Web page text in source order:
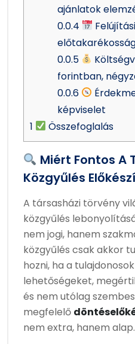
ajánlatok
0.0.4
0.0.5
forintban,
0.0.6
képviselet
1
Összefoglalás
Miért Fontos A
Közgyűlés
A társasházi törvény
közgyűlés
nem jogi, hanem
közgyűlés csak akkor
hozni, ha a
lehetőségeket,
és nem utólag
megfelelő
nem extra, hanem alap.